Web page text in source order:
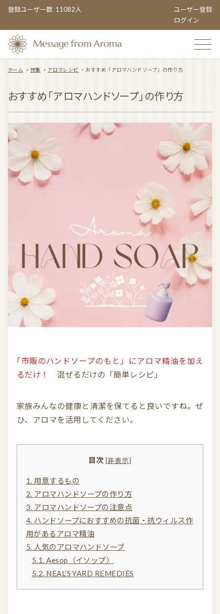
登録ユーザー数 11082人
ユーザー登録
ログイン
TOP
おすすめのお店
TOPIC CATEGORY
おすすめ商品 ５選
気持ちを切り替えるアロマ 天然の香り－アロマテラピー
精油（エッセンシャルオイル） 和精油（国産精油）
アロマ日常使い アロマを学ぶ・アロマの仕事
アロマレシピ オーガニックコスメ
おすすめアロマコラム
新規顧客の獲得（法人会員様へ）
信頼できるアロマブランド（海外）
和精油｜日本の木
オーガニック香水 オーガニックコスメ
アロマストーン教室
アロマディフューザー 瞑想を深める香り・アロマで浄化
アロマ雑貨 ファブリックスプレー
アロマサプリメント 基材 アロマ蒸留所への旅
ホーム > 特集 > アロマレシピ > おすすめ「アロマハンドソープ」の作り方
おすすめ「アロマハンドソープ」の作り方
「市販のハンドソープのもと」にアロマ精油を加え
るだけ！
混ぜるだけの「簡単レシピ」
家族みんなの健康と清潔を保てると良いですね。ぜ
ひ、アロマを活用してください。
目次 [非表示]
1. 用意するもの
2. アロマハンドソープの作り方
3. アロマハンドソープの注意点
4. ハンドソープにおすすめの抗菌・抗ウィルス作
用があるアロマ精油
5. 人気のアロマハンドソープ
5.1. Aesop（イソップ）
5.2. NEAL’S YARD REMEDIES